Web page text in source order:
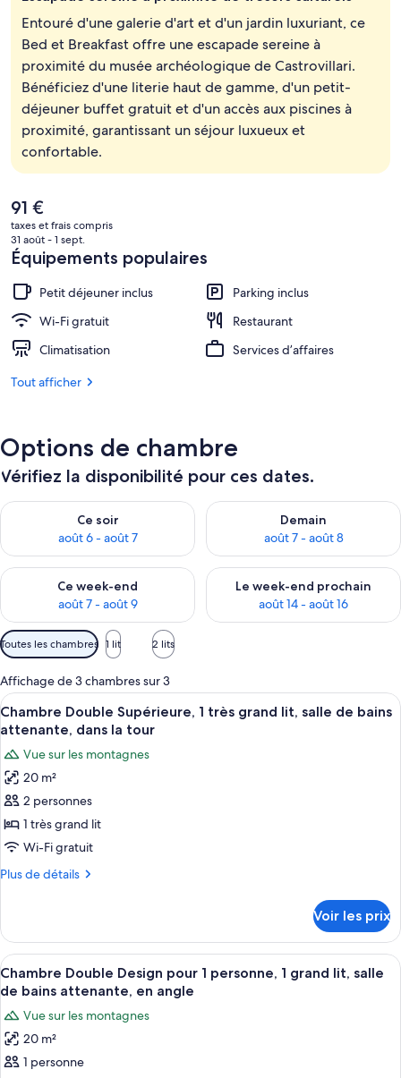
Vestibule
Entouré d'une galerie d'art et d'un jardin luxuriant, ce
Bed et Breakfast offre une escapade sereine à
proximité du musée archéologique de Castrovillari.
Bénéficiez d'une literie haut de gamme, d'un petit-
déjeuner buffet gratuit et d'un accès aux piscines à
proximité, garantissant un séjour luxueux et
confortable.
Le
prix
actuel
est
de
91 €.
91 €
taxes et frais compris
31 août - 1 sept.
Équipements populaires
Petit déjeuner inclus
Parking inclus
Wi-Fi gratuit
Restaurant
Climatisation
Services d’affaires
Tout afficher
Options de chambre
Vérifiez la disponibilité pour ces dates.
Ce soir
août 6 - août 7
Vérifier la disponibilité pour ce soir août 6 - août 7
Demain
août 7 - août 8
Vérifier la disponibilité pour
Ce week-end
août 7 - août 9
Vérifier la disponibilité pour ce week-end août 7 - août 9
Le week-end prochain
août 14 - août 16
Vérifier la disponibilité pour
Filtres
disponibles
pour
les
chambres
Toutes les chambres 1 lit 2 lits
Affichage de 3 chambres sur 3
Afficher
toutes
photos
pour
ce
type
de
chambre :
Supérieure,
très
grand
lit,
salle
de
bains
Une chambre à coucher moderne,
17
Chambre Double Supérieure, 1 très grand lit, salle de bains
attenante, dans la tour
Vue sur les montagnes
20 m²
2 personnes
1 très grand lit
Wi-Fi gratuit
Plus de détails
Plus
le
type
de
chambre
Double
Supérieure,
très
Voir les prix
Afficher
toutes
photos
pour
ce
Une chambre à coucher avec un lit,
14
Chambre Double Design pour 1 personne, 1 grand lit, salle
de bains attenante, en angle
Vue sur les montagnes
20 m²
1 personne